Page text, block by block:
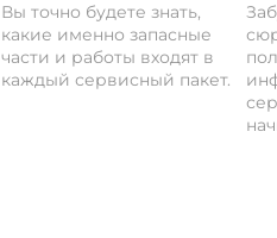
Вы точно будете знать,
какие именно запасные
части и работы входят в
каждый сервисный пакет.